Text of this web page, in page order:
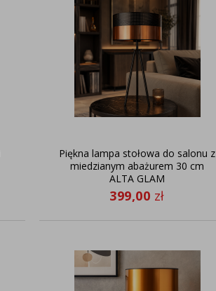
Piękna lampa stołowa do salonu z
miedzianym abażurem 30 cm
ALTA GLAM
399,00 zł